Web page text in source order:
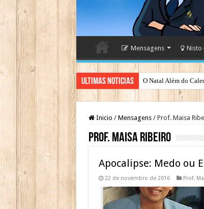
Mensagens Nisto
Ultimas Noticias Japão rejeita
Inicio / Mensagens / Prof. Maisa
Prof. Maisa Ribeiro
Apocalipse: Medo ou
22 de novembro de 2016 Prof.